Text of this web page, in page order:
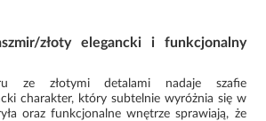
złoty elegancki i funkcjonalny
ze złotymi detalami nadaje szafie
charakter, który subtelnie wyróżnia się w
oraz funkcjonalne wnętrze sprawiają, że